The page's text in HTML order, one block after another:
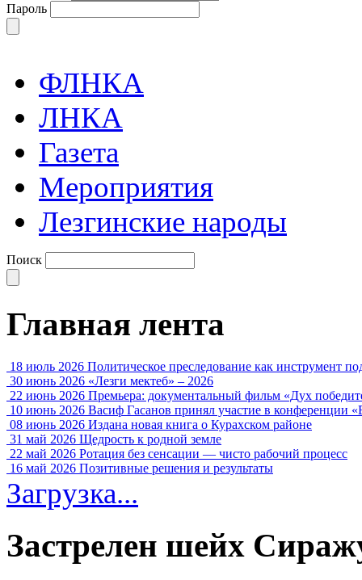
Пароль
ФЛНКА
ЛНКА
Газета
Мероприятия
Лезгинские народы
Поиск
Главная лента
18 июль 2026 Политическое преследование как инструмент
30 июнь 2026 «Лезги мектеб» – 2026
22 июнь 2026 Премьера: документальный фильм «Дух
10 июнь 2026 Васиф Гасанов принял участие в конференции
08 июнь 2026 Издана новая книга о Курахском районе
31 май 2026 Щедрость к родной земле
22 май 2026 Ротация без сенсации — чисто рабочий процесс
16 май 2026 Позитивные решения и результаты
Загрузка...
Застрелен шейх